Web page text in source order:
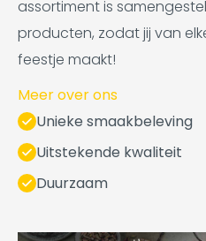
assortiment is
producten, zodat jij van
feestje maakt!
Meer over ons
Unieke smaakbeleving
Uitstekende kwaliteit
Duurzaam